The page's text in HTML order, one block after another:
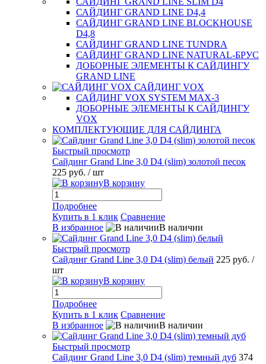
САЙДИНГ GRAND LINE D4,4
САЙДИНГ GRAND LINE BLOCKHOUSE
D4,8
САЙДИНГ GRAND LINE TUNDRA
САЙДИНГ GRAND LINE NATURAL-БРУС
ДОБОРНЫЕ ЭЛЕМЕНТЫ К САЙДИНГУ
GRAND LINE
САЙДИНГ VOX
САЙДИНГ VOX SYSTEM MAX-3
ДОБОРНЫЕ ЭЛЕМЕНТЫ К САЙДИНГУ
VOX
КОМПЛЕКТУЮЩИЕ ДЛЯ САЙДИНГА
Быстрый просмотр
Сайдинг Grand Line 3,0 D4 (slim) золотой песок
225 руб. / шт
В корзину
Подробнее
Купить в 1 клик Сравнение
В избранное
В наличии
Быстрый просмотр
Сайдинг Grand Line 3,0 D4 (slim) белый 225 руб. /
шт
В корзину
Подробнее
Купить в 1 клик Сравнение
В избранное
В наличии
Быстрый просмотр
Сайдинг Grand Line 3,0 D4 (slim) темный дуб 374